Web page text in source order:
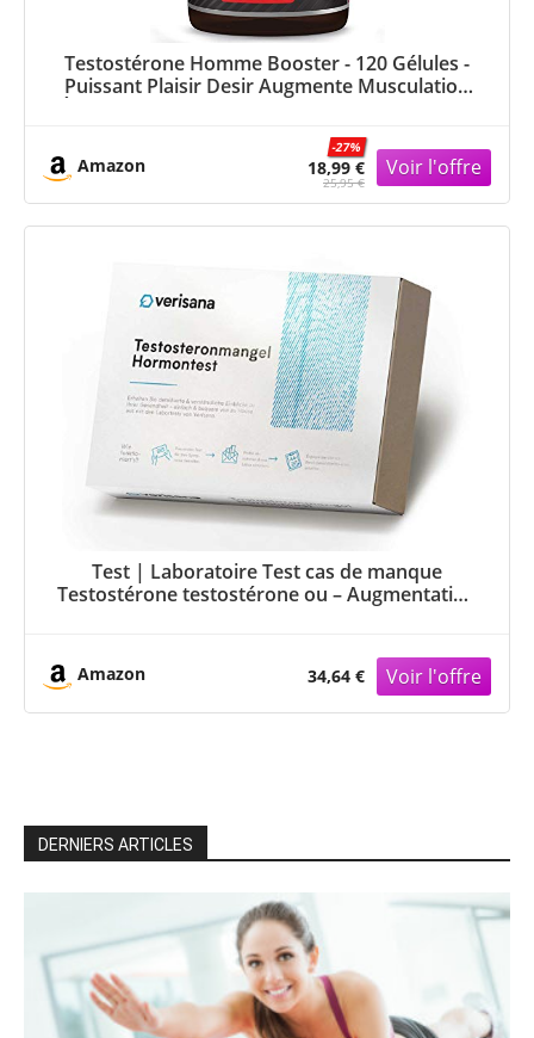
Testostérone Homme Booster - 120 Gélules -
Puissant Plaisir Desir Augmente Musculation
actifs dont le Zinc, Ginseng, Maca et Fenugrec -
Amazon 18,99 €
-27%
25,95 €
Test | Laboratoire Test cas de manque
Testostérone testostérone ou – Augmentation
Amazon 34,64 €
DERNIERS ARTICLES